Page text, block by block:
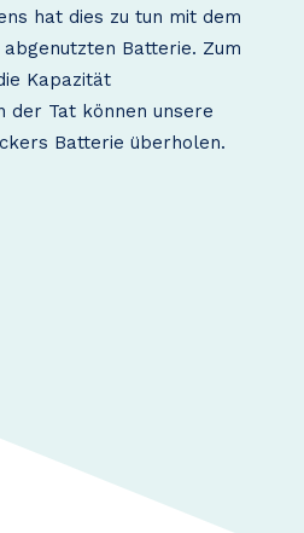
hat dies zu tun mit dem
Batterie. Zum
Kapazität
der Tat können unsere
Batterie überholen.